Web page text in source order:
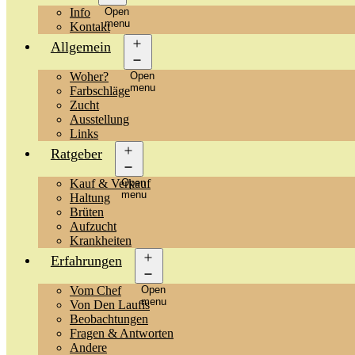
Open
menu
Info
Kontakt
Allgemein
Open
menu
Woher?
Farbschläge
Zucht
Ausstellung
Links
Ratgeber
Open
menu
Kauf & Verkauf
Haltung
Brüten
Aufzucht
Krankheiten
Erfahrungen
Open
menu
Vom Chef
Von Den Laufis
Beobachtungen
Fragen & Antworten
Andere